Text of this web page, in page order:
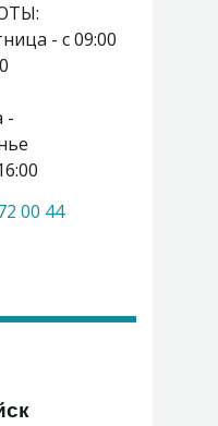
- с 09:00
-
-
00 44